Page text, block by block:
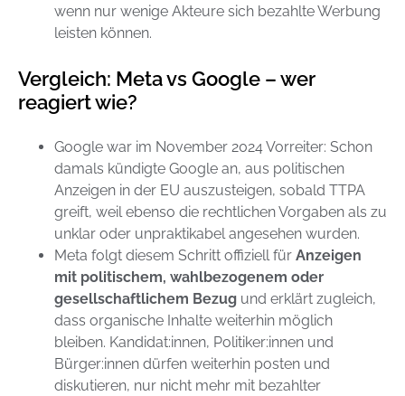
wenn nur wenige Akteure sich bezahlte Werbung
leisten können.
Vergleich: Meta vs Google – wer
reagiert wie?
Google war im November 2024 Vorreiter: Schon
damals kündigte Google an, aus politischen
Anzeigen in der EU auszusteigen, sobald TTPA
greift, weil ebenso die rechtlichen Vorgaben als zu
unklar oder unpraktikabel angesehen wurden.
Meta folgt diesem Schritt offiziell für Anzeigen
mit politischem, wahlbezogenem oder
gesellschaftlichem Bezug und erklärt zugleich,
dass organische Inhalte weiterhin möglich
bleiben. Kandidat:innen, Politiker:innen und
Bürger:innen dürfen weiterhin posten und
diskutieren, nur nicht mehr mit bezahlter